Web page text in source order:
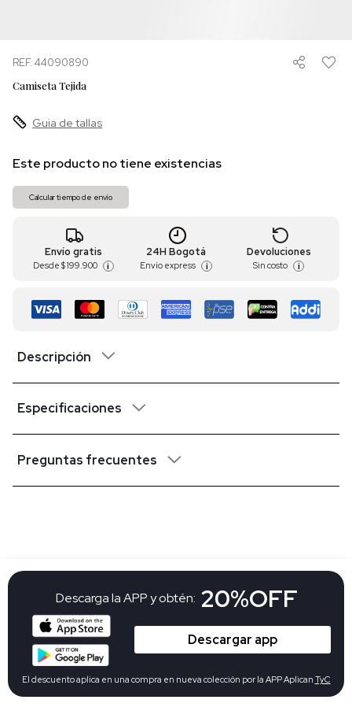
REF. 44090890
Camiseta Tejida
Guia de tallas
Este producto no tiene existencias
Calcular tiempo de envío
Envío gratis
Desde $ 199.900 i
24H Bogotá
Envío express i
Devoluciones
Sin costo i
Descripción
Especificaciones
Preguntas frecuentes
Descarga la APP y obtén: 20%OFF
Descargar app
El descuento aplica en una compra en nueva colección por la APP Aplican TyC